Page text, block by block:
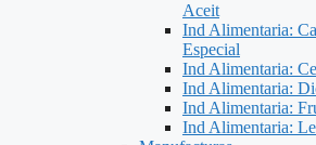
Aceit
Ind Alimentaria:
Especial
Ind Alimentaria:
Ind Alimentaria:
Ind Alimentaria:
Ind Alimentaria: